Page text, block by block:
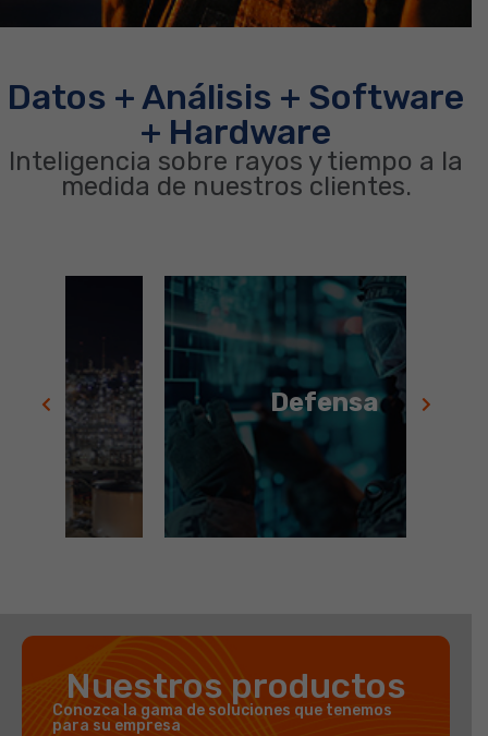
Datos + Análisis + Software
+ Hardware
Inteligencia sobre rayos y tiempo a la
medida de nuestros clientes.
Defensa
Tropa segura
Leer más
Nuestros productos
Conozca la gama de soluciones que tenemos
para su empresa